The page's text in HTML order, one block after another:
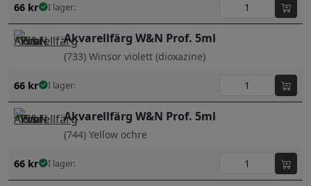
66 kr I lager:
Akvarellfärg W&N Prof. 5ml
(733) Winsor violett (dioxazine)
66 kr I lager:
Akvarellfärg W&N Prof. 5ml
(744) Yellow ochre
66 kr I lager: